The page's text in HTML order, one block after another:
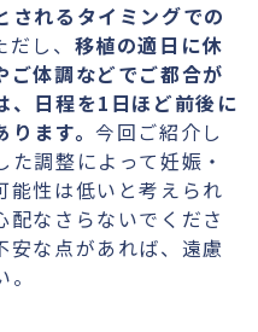
されるタイミングでの
し、 移植の適日に休
ご体調などでご都合が
、日程を1日ほど前後に
ります。今回ご紹介し
調整によって妊娠・
能性は低いと考えられ
配なさらないでくださ
安な点があれば、遠慮